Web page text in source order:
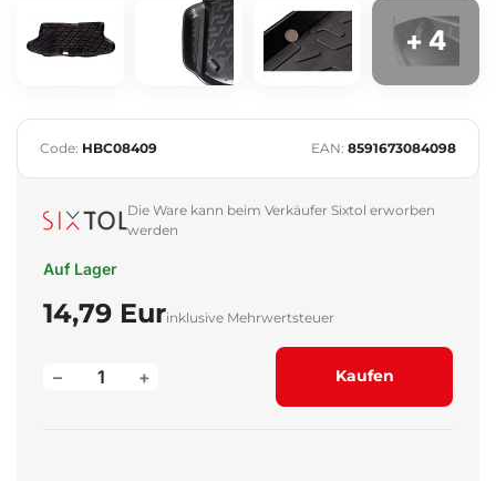
+ 4
Code: HBC08409 EAN: 8591673084098
Die Ware kann beim Verkäufer Sixtol erworben
werden
Auf Lager
14,79 Eurinklusive Mehrwertsteuer
+
– Kaufen